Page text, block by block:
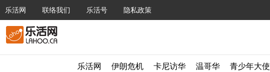
乐活网 联络我们 乐活号 隐私政策
乐活网 伊朗危机 卡尼访华 温哥华 青少年大使